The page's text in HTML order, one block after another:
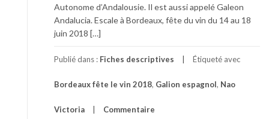
Autonome d’Andalousie. Il est aussi appelé Galeon
Andalucia. Escale à Bordeaux, fête du vin du 14 au 18
juin 2018 […]
Publié dans : Fiches descriptives Étiqueté avec
Bordeaux fête le vin 2018, Galion espagnol, Nao
Victoria Commentaire